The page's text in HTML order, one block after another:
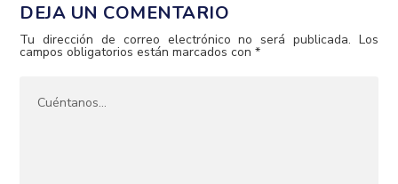
DEJA UN COMENTARIO
Tu dirección de correo electrónico no será publicada. Los
campos obligatorios están marcados con*